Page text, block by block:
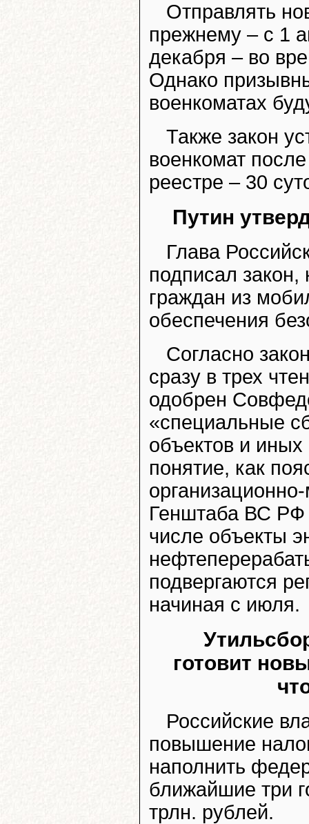
Отправлять
прежнему – с 1
декабря – во
Однако
военкоматах
Также закон
военкомат
реестре – 30
Путин
Глава
подписал закон,
граждан из
обеспечения
Согласно
сразу в трех
одобрен
«специальные
объектов и
понятие, как
Генштаба ВС РФ
числе объекты
подвергаются
начиная с июля.
готовит
Российские
повышение
наполнить
ближайшие три
трлн. рублей.